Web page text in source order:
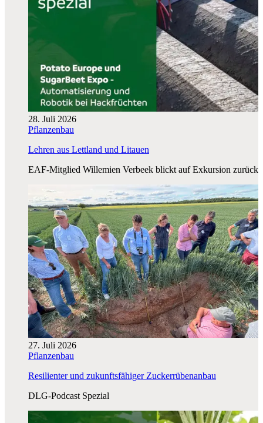
28. Juli 2026
Pflanzenbau
Lehren aus Lettland und Litauen
EAF-Mitglied Willemien Verbeek blickt auf Exkursion zurück
27. Juli 2026
Pflanzenbau
Resilienter und zukunftsfähiger Zuckerrübenanbau
DLG-Podcast Spezial